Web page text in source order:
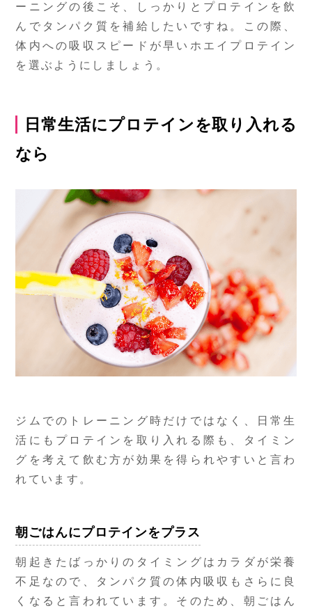
ーニングの後こそ、しっかりとプロテインを飲
んでタンパク質を補給したいですね。この際、
体内への吸収スピードが早いホエイプロテイン
を選ぶようにしましょう。
日常生活にプロテインを取り入れる
なら
ジムでのトレーニング時だけではなく、日常生
活にもプロテインを取り入れる際も、タイミン
グを考えて飲む方が効果を得られやすいと言わ
れています。
朝ごはんにプロテインをプラス
朝起きたばっかりのタイミングはカラダが栄養
不足なので、タンパク質の体内吸収もさらに良
くなると言われています。そのため、朝ごはん